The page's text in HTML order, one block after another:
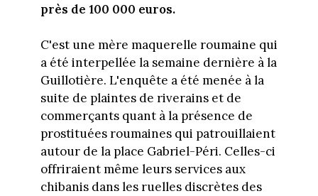
près de 100 000 euros.
C'est une mère maquerelle roumaine qui
a été interpellée la semaine dernière à la
Guillotière. L'enquête a été menée à la
suite de plaintes de riverains et de
commerçants quant à la présence de
prostituées roumaines qui patrouillaient
autour de la place Gabriel-Péri. Celles-ci
offriraient même leurs services aux
chibanis dans les ruelles discrètes des